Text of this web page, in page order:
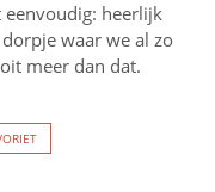
heerlijk
waar we al zo
meer dan dat.